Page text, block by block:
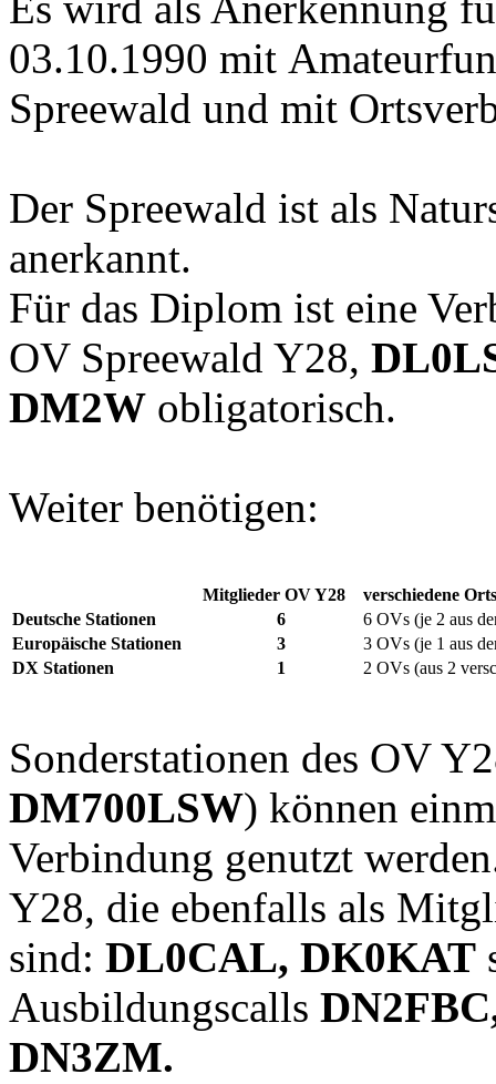
03.10.1990 mit
Spreewald und mit
Der Spreewald ist als
anerkannt.
Für das Diplom ist eine
OV Spreewald Y28,
DM2W obligatorisch.
Weiter benötigen:
Mitglieder OV Y28
verschiedene
Deutsche Stationen
6 6 OVs (je 2 aus
Europäische Stationen
3 3 OVs (je 1 aus
DX Stationen
1 2 OVs (aus 2
Sonderstationen des OV
DM700LSW) können
Verbindung genutzt
Y28, die ebenfalls als
sind: DL0CAL, DK0KAT
Ausbildungscalls
DN3ZM.